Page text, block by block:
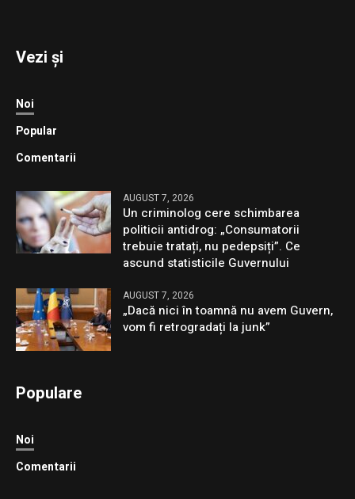
Vezi și
Noi
Popular
Comentarii
AUGUST 7, 2026
Un criminolog cere schimbarea
politicii antidrog: „Consumatorii
trebuie tratați, nu pedepsiți”. Ce
ascund statisticile Guvernului
AUGUST 7, 2026
„Dacă nici în toamnă nu avem Guvern,
vom fi retrogradați la junk”
Populare
Noi
Comentarii